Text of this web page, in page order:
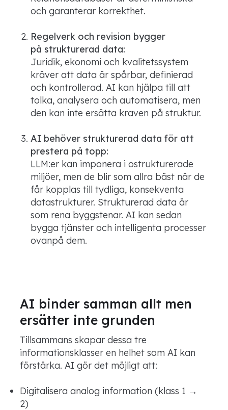
och garanterar korrekthet.
Regelverk och revision bygger
på strukturerad data:
Juridik, ekonomi och kvalitetssystem
kräver att data är spårbar, definierad
och kontrollerad. AI kan hjälpa till att
tolka, analysera och automatisera, men
den kan inte ersätta kraven på struktur.
AI behöver strukturerad data för att
prestera på topp:
LLM:er kan imponera i ostrukturerade
miljöer, men de blir som allra bäst när de
får kopplas till tydliga, konsekventa
datastrukturer. Strukturerad data är
som rena byggstenar. AI kan sedan
bygga tjänster och intelligenta processer
ovanpå dem.
AI binder samman allt men
ersätter inte grunden
Tillsammans skapar dessa tre
informationsklasser en helhet som AI kan
förstärka. AI gör det möjligt att:
Digitalisera analog information (klass 1 →
2)